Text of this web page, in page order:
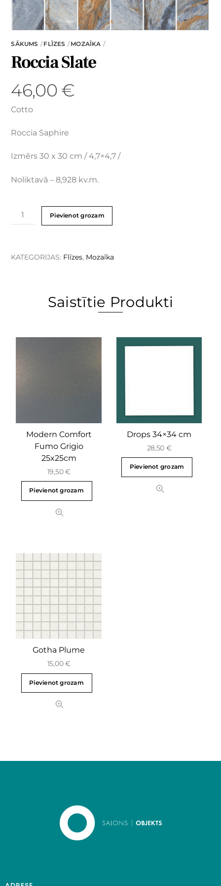
SĀKUMS FLĪZES MOZAĪKA
Roccia Slate
46,00 €
Cotto
Roccia Saphire
Izmērs 30 x 30 cm / 4,7×4,7 /
Noliktavā – 8,928 kv.m.
Pievienot grozam
KATEGORIJAS: Flīzes, Mozaīka
Saistītie Produkti
Modern Comfort
Fumo Grigio
25x25cm
19,50€
Pievienot grozam
Drops 34×34 cm
28,50 €
Pievienot grozam
Gotha Plume
15,00€
Pievienot grozam